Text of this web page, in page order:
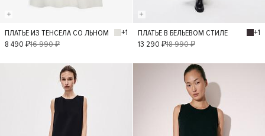
XS S
ПЛАТЬЕ ИЗ ТЕНСЕЛА СО ЛЬНОМ
+1
8 490 ₽16 990 ₽ XS S
L
ПЛАТЬЕ В БЕЛЬЕВОМ СТИЛЕ
+1
13 290 ₽18 990 ₽